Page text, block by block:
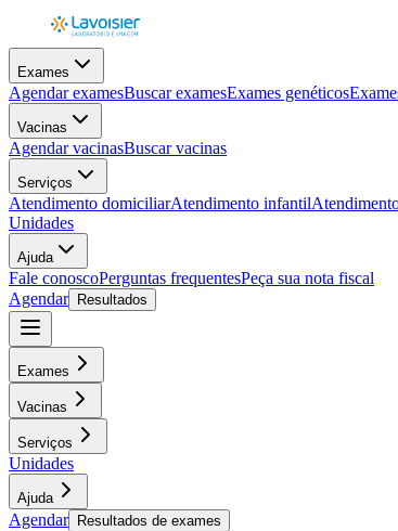
Exames
Agendar examesBuscar examesExames genéticos
Vacinas
Agendar vacinasBuscar vacinas
Serviços
Atendimento domiciliarAtendimento infantil
Unidades
Ajuda
Fale conoscoPerguntas frequentesPeça sua nota fiscal
Agendar
Resultados
Exames
Vacinas
Serviços
Unidades
Ajuda
Agendar Resultados de exames